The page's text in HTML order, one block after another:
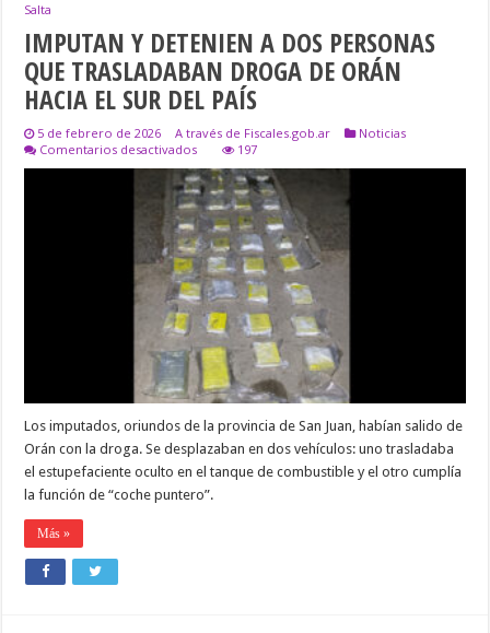
Salta
IMPUTAN Y DETENIEN A DOS PERSONAS
QUE TRASLADABAN DROGA DE ORÁN
HACIA EL SUR DEL PAÍS
5 de febrero de 2026 A través de Fiscales.gob.ar
Noticias
Comentarios desactivadosen
IMPUTAN
Y
DETENIEN
A
DOS
PERSONAS
QUE
TRASLADABAN
DROGA
DE
ORÁN
HACIA
EL
SUR
DEL
197
Los imputados, oriundos de la provincia de San Juan, habían salido de
Orán con la droga. Se desplazaban en dos vehículos: uno trasladaba
el estupefaciente oculto en el tanque de combustible y el otro cumplía
la función de “coche puntero”.
Más »